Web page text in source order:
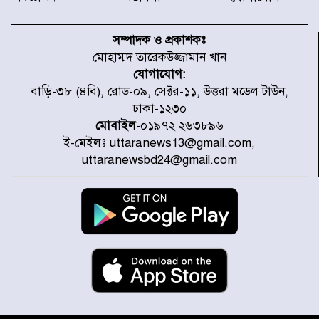
উদ্যোগে উত্তরা ১৩ নং সেক্টর-এ
পরিষ্কার-পরিচ্ছন্নতা অভিযান
ডিএমপির অভিযানে ২৪ ঘণ্টায় গ্রেপ্তার
৫০৪, উদ্ধার মাদক-অস্ত্র
সন্দ্বীপের চরে বিপদে পড়া কচ্ছপ উদ্ধার
সাগরে অবমুক্ত
মাতারবাড়ী পৌঁছে নির্ধারিত কর্মসূচিতে
যোগ দিয়েছেন প্রধানমন্ত্রী
জাতীয় সাংবাদিক সংস্থার পিরোজপুর
জেলা কমিটি অনুমোদন
সম্পাদক ও প্রকাশকঃ
মোহাম্মদ তারেকউজ্জামান খান
যোগাযোগ:
বাড়ি-৩৮ (৪বি), রোড-০৯, সেক্টর-১১, উত্তরা মডেল টাউন,
ঢাকা-১২৩০
মোবাইল-০১৯৭২ ২৬৩৮৯৬
ই-মেইলঃ uttaranews13@gmail.com,
uttaranewsbd24@gmail.com